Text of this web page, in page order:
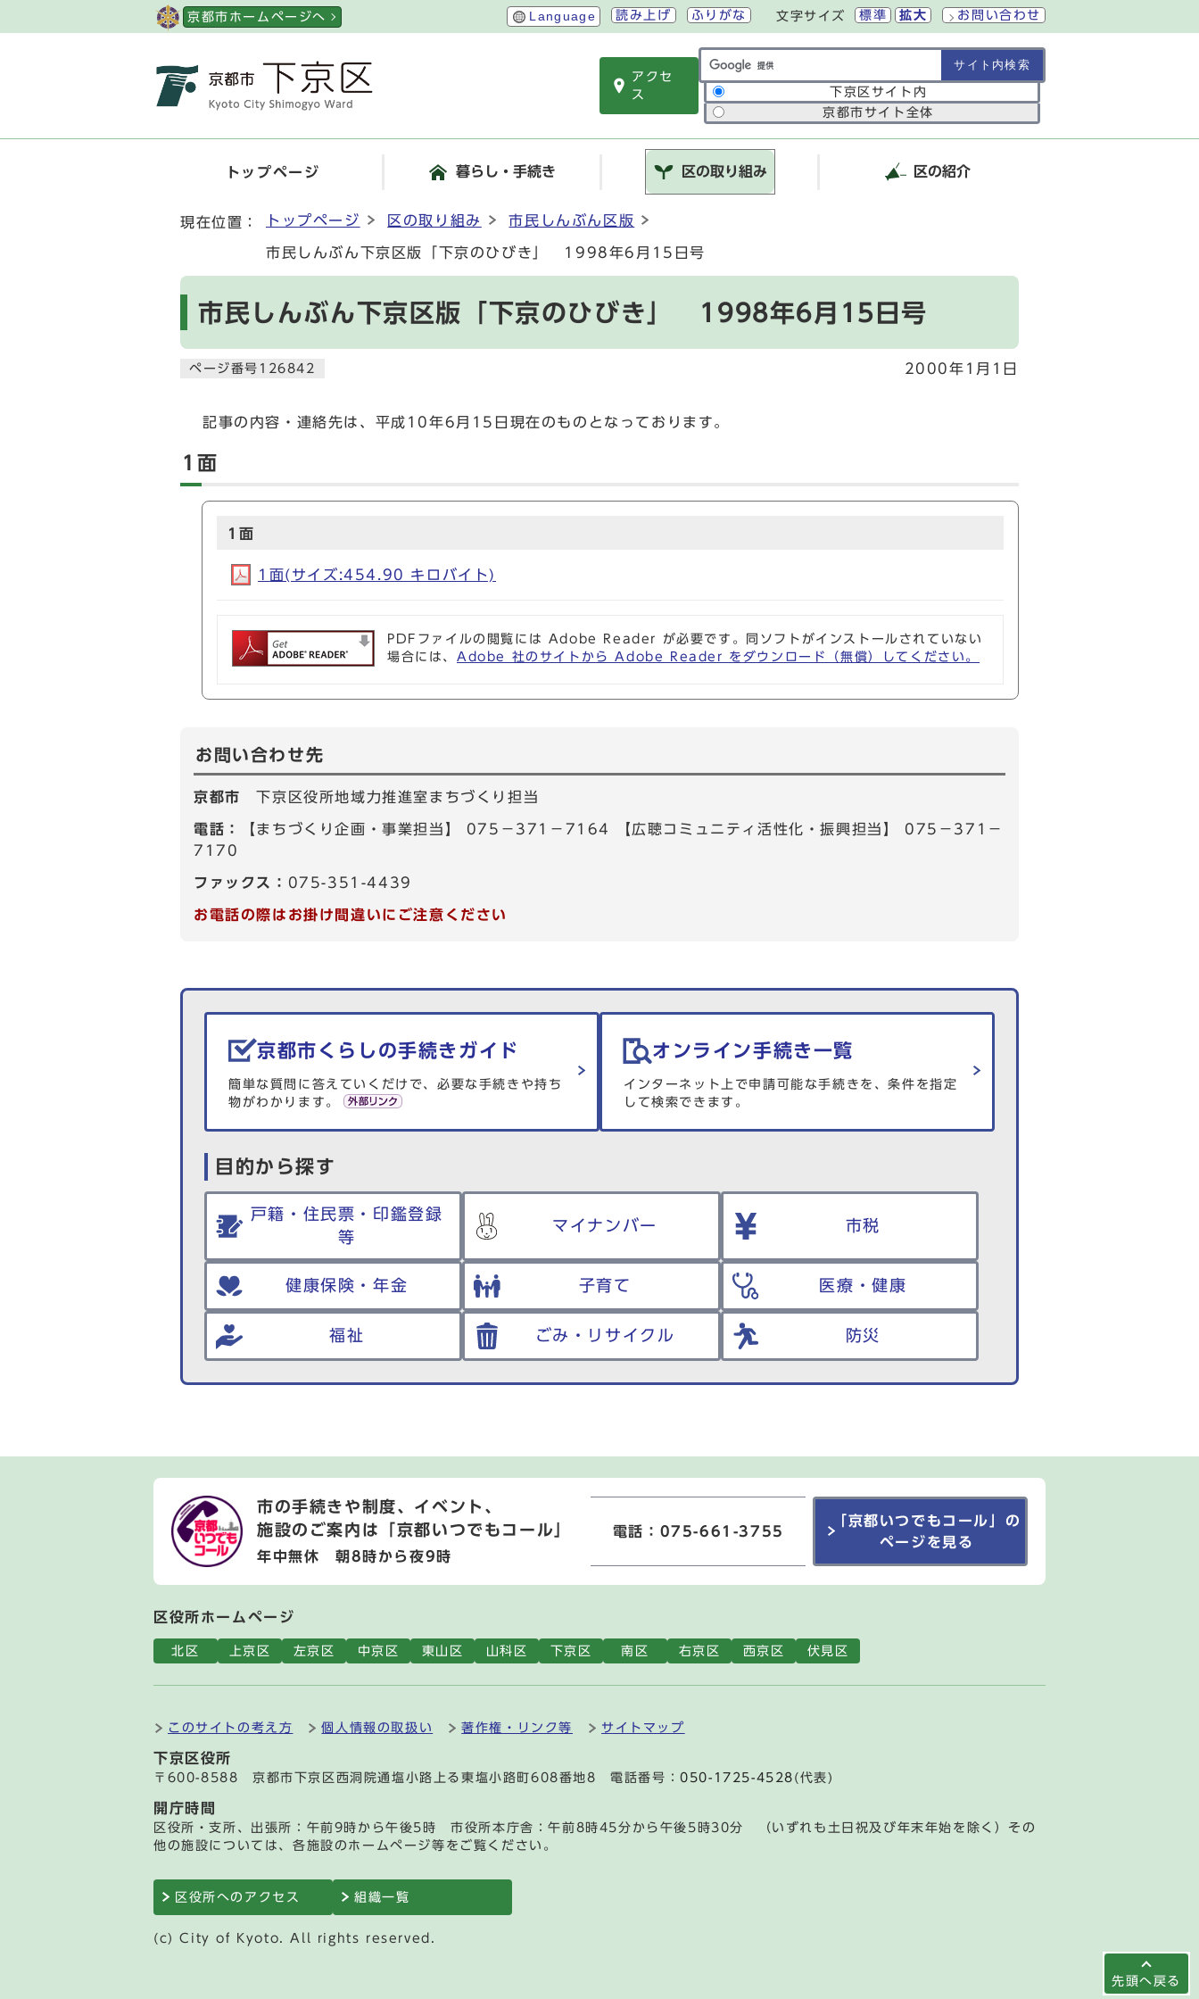
京都市ホームページへ Language 読み上げ ふりがな 文字サイズ 標準 拡大 お問い合わせ
アクセ
ス
サイト内検索の範囲
下京区サイト内
京都市サイト全体
トップページ 暮らし・手続き 区の取り組み 区の紹介
現在位置： トップページ 区の取り組み 市民しんぶん区版
市民しんぶん下京区版「下京のひびき」 1998年6月15日号
市民しんぶん下京区版「下京のひびき」 1998年6月15日号
ページ番号126842 2000年1月1日
記事の内容・連絡先は、平成10年6月15日現在のものとなっております。
1面
1面
1面(サイズ:454.90 キロバイト)
PDFファイルの閲覧には Adobe Reader が必要です。同ソフトがインストールされていない
場合には、 Adobe 社のサイトから Adobe Reader をダウンロード（無償）してください。
お問い合わせ先
京都市下京区役所地域力推進室まちづくり担当
電話：
【まちづくり企画・事業担当】 075－371－7164 【広聴コミュニティ活性化・振興担当】 075－371－
7170
ファックス： 075-351-4439
お電話の際はお掛け間違いにご注意ください
生活情報を探す
京都市くらしの手続きガイド
簡単な質問に答えていくだけで、必要な手続きや持ち
物がわかります。
オンライン手続き一覧
インターネット上で申請可能な手続きを、条件を指定
して検索できます。
目的から探す
戸籍・住民票・印鑑登録
等
マイナンバー 市税
健康保険・年金 子育て 医療・健康
福祉 ごみ・リサイクル 防災
先頭へ戻る
市の手続きや制度、イベント、
施設のご案内は
「京都いつでもコール」
年中無休 朝8時から夜9時
電話：075-661-3755
「京都いつでもコール」の
ページを見る
区役所ホームページ
北区 上京区 左京区 中京区 東山区 山科区 下京区 南区 右京区 西京区 伏見区
このサイトの考え方 個人情報の取扱い 著作権・リンク等 サイトマップ
下京区役所
〒600-8588 京都市下京区西洞院通塩小路上る東塩小路町608番地8 電話番号：050-1725-4528 (代表)
開庁時間
区役所・支所、出張所：午前9時から午後5時 市役所本庁舎：午前8時45分から午後5時30分 （いずれも土日祝及び年末年始を除く）その
他の施設については、各施設のホームページ等をご覧ください。
区役所へのアクセス 組織一覧
(c) City of Kyoto. All rights reserved.